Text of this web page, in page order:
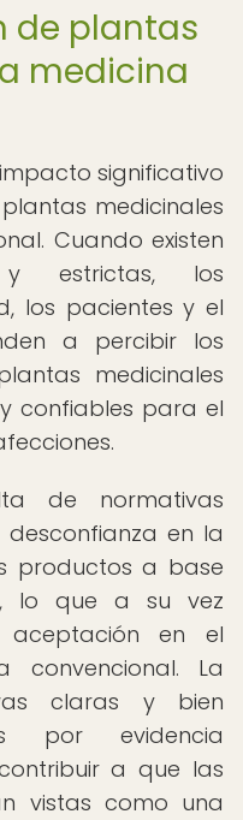
de plantas
medicina
significativo
medicinales
Cuando existen
y estrictas, los
los pacientes y el
a percibir los
medicinales
confiables para el
de normativas
en la
productos a base
lo que a su vez
aceptación en el
La
claras y bien
por evidencia
a que las
vistas como una